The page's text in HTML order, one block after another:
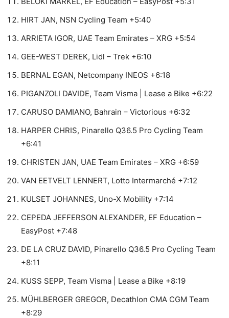
HIRT JAN, NSN Cycling Team +5:40
ARRIETA IGOR, UAE Team Emirates – XRG +5:54
GEE-WEST DEREK, Lidl – Trek +6:10
BERNAL EGAN, Netcompany INEOS +6:18
PIGANZOLI DAVIDE, Team Visma | Lease a Bike +6:22
CARUSO DAMIANO, Bahrain – Victorious +6:32
HARPER CHRIS, Pinarello Q36.5 Pro Cycling Team
+6:41
CHRISTEN JAN, UAE Team Emirates – XRG +6:59
VAN EETVELT LENNERT, Lotto Intermarché +7:12
KULSET JOHANNES, Uno-X Mobility +7:14
CEPEDA JEFFERSON ALEXANDER, EF Education –
EasyPost +7:48
DE LA CRUZ DAVID, Pinarello Q36.5 Pro Cycling Team
+8:11
KUSS SEPP, Team Visma | Lease a Bike +8:19
MÜHLBERGER GREGOR, Decathlon CMA CGM Team
+8:29